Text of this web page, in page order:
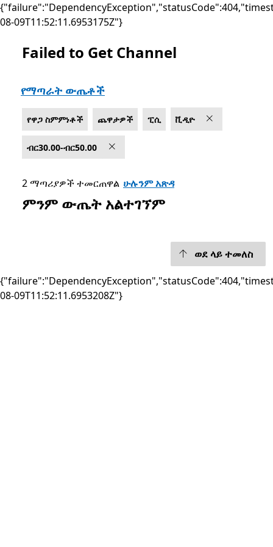
08-09T11:52:11.6953175Z"}
List Microsoft.com
Failed to Get Channel
የማጣራት ውጤቶች
የዋጋ ስምምነቶች ጨዋታዎች ፒሲ ቪዲዮ
ብር30.00-ብር50.00
2 ማጣሪያዎች ተመርጠዋል ሁሉንም አጽዳ
ምንም ውጤት አልተገኘም
ወደ ላይ ተመለስ
08-09T11:52:11.6953208Z"}